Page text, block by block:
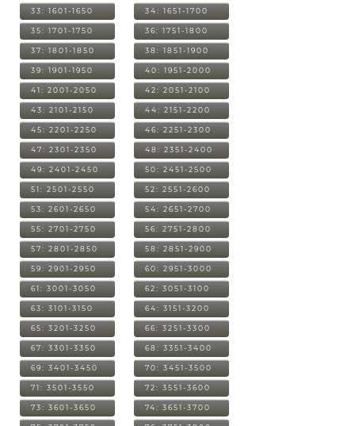
33: 1601-1650 34: 1651-1700
35: 1701-1750 36: 1751-1800
37: 1801-1850 38: 1851-1900
39: 1901-1950 40: 1951-2000
41: 2001-2050 42: 2051-2100
43: 2101-2150 44: 2151-2200
45: 2201-2250 46: 2251-2300
47: 2301-2350 48: 2351-2400
49: 2401-2450 50: 2451-2500
51: 2501-2550 52: 2551-2600
53: 2601-2650 54: 2651-2700
55: 2701-2750 56: 2751-2800
57: 2801-2850 58: 2851-2900
59: 2901-2950 60: 2951-3000
61: 3001-3050 62: 3051-3100
63: 3101-3150 64: 3151-3200
65: 3201-3250 66: 3251-3300
67: 3301-3350 68: 3351-3400
69: 3401-3450 70: 3451-3500
71: 3501-3550 72: 3551-3600
73: 3601-3650 74: 3651-3700